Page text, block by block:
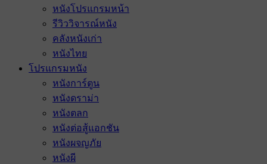
หนังโปรแกรมหน้า
รีวิววิจารณ์หนัง
คลังหนังเก่า
หนังไทย
โปรแกรมหนัง
หนังการ์ตูน
หนังดราม่า
หนังตลก
หนังต่อสู้แอกชัน
หนังผจญภัย
หนังผี